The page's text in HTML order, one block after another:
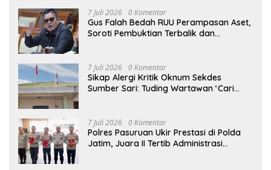
7 Juli 2026 0 Komentar
Gus Falah Bedah RUU Perampasan Aset,
Soroti Pembuktian Terbalik dan
7 Juli 2026 0 Komentar
Sikap Alergi Kritik Oknum Sekdes
Sumber Sari: Tuding Wartawan ‘Cari
CETAR yang Diduga Mandek
7 Juli 2026 0 Komentar
Polres Pasuruan Ukir Prestasi di Polda
Jatim, Juara II Tertib Administrasi